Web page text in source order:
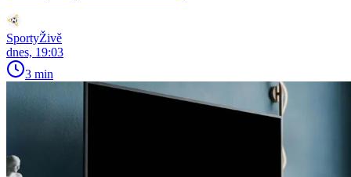
SportyŽivě
dnes, 19:03
3 min